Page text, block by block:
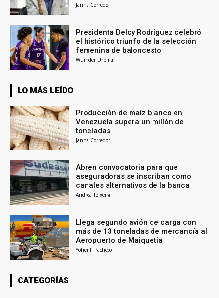
Janna Corredor
Presidenta Delcy Rodríguez celebró
el histórico triunfo de la selección
femenina de baloncesto
Wuinder Urbina
LO MÁS LEÍDO
Producción de maíz blanco en
Venezuela supera un millón de
toneladas
Janna Corredor
Abren convocatoria para que
aseguradoras se inscriban como
canales alternativos de la banca
Andrea Teixeira
Llega segundo avión de carga con
más de 13 toneladas de mercancía al
Aeropuerto de Maiquetía
Yohenli Pacheco
CATEGORÍAS